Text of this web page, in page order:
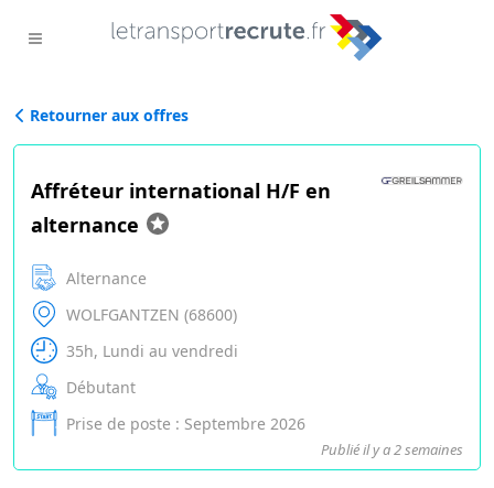
Retourner aux offres
Affréteur international H/F en
alternance
Alternance
WOLFGANTZEN (68600)
35h, Lundi au vendredi
Débutant
Prise de poste : Septembre 2026
Publié il y a 2 semaines